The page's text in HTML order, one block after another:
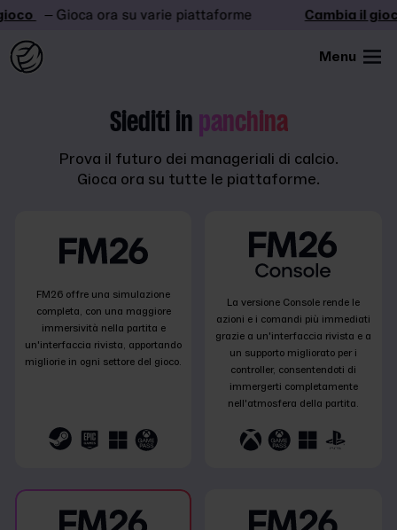
– Gioca ora su varie piattaforme Cambia il gioco
Menu
Siediti in panchina
Prova il futuro dei manageriali di calcio.
Gioca ora su tutte le piattaforme.
FM26 offre una simulazione
completa, con una maggiore
immersività nella partita e
un'interfaccia rivista, apportando
migliorie in ogni settore del gioco.
La versione Console rende le
azioni e i comandi più immediati
grazie a un'interfaccia rivista e a
un supporto migliorato per i
controller, consentendoti di
immergerti completamente
nell'atmosfera della partita.